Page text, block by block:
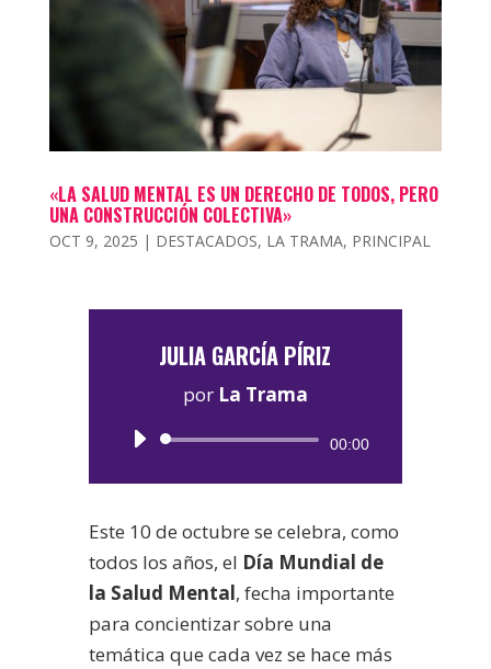
«LA SALUD MENTAL ES UN DERECHO DE TODOS, PERO
UNA CONSTRUCCIÓN COLECTIVA»
OCT 9, 2025 | DESTACADOS, LA TRAMA, PRINCIPAL
JULIA GARCÍA PÍRIZ
por La Trama
Reproductor
00:00
Este 10 de octubre se celebra, como
todos los años, el Día Mundial de
la Salud Mental, fecha importante
para concientizar sobre una
temática que cada vez se hace más